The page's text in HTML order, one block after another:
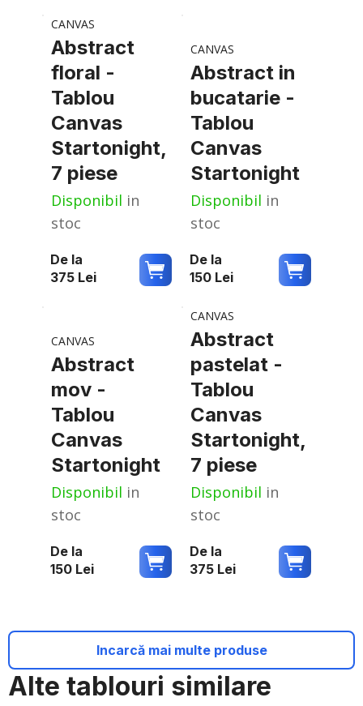
Alte tablouri similare
CANVAS
Abstract
floral -
Tablou
Canvas
Startonight,
7 piese
Disponibil in
stoc
De la
375 Lei
CANVAS
Abstract in
bucatarie -
Tablou
Canvas
Startonight
Disponibil in
stoc
De la
150 Lei
CANVAS
Abstract
mov -
Tablou
Canvas
Startonight
Disponibil in
stoc
De la
150 Lei
CANVAS
Abstract
pastelat -
Tablou
Canvas
Startonight,
7 piese
Disponibil in
stoc
De la
375 Lei
Incarcă mai multe produse